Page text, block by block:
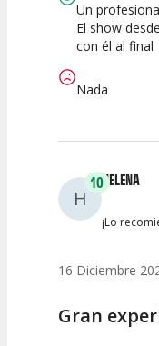
Un
El show
con él al final
Nada
H
10HELENA
¡Lo
16 Diciembre
Gran